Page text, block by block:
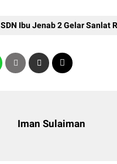
SDN Ibu Jenab 2 Gelar Sanlat
Iman Sulaiman